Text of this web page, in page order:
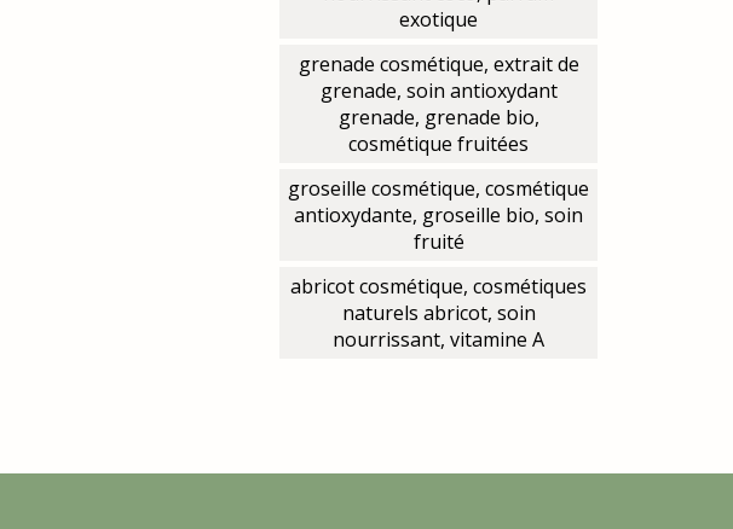
exotique
grenade cosmétique, extrait de
grenade, soin antioxydant
grenade, grenade bio,
cosmétique fruitées
groseille cosmétique, cosmétique
antioxydante, groseille bio, soin
fruité
abricot cosmétique, cosmétiques
naturels abricot, soin
nourrissant, vitamine A